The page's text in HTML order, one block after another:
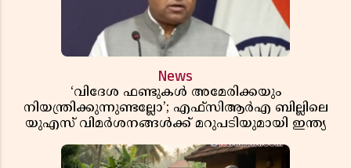
News
‘വിദേശ ഫണ്ടുകൾ അമേരിക്കയും
നിയന്ത്രിക്കുന്നുണ്ടല്ലോ’; എഫ്സിആർഎ ബില്ലിലെ
യുഎസ് വിമർശനങ്ങൾക്ക് മറുപടിയുമായി ഇന്ത്യ